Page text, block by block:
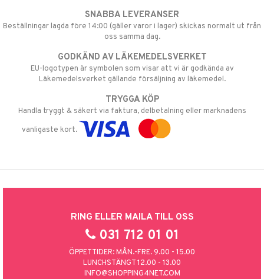
SNABBA LEVERANSER
Beställningar lagda före 14:00 (gäller varor i lager) skickas normalt ut från
oss samma dag.
GODKÄND AV LÄKEMEDELSVERKET
EU-logotypen är symbolen som visar att vi är godkända av
Läkemedelsverket gällande försäljning av läkemedel.
TRYGGA KÖP
Handla tryggt & säkert via faktura, delbetalning eller marknadens
vanligaste kort.
RING ELLER MAILA TILL OSS
031 712 01 01
ÖPPETTIDER: MÅN.-FRE. 9.00 - 15.00
LUNCHSTÄNGT 12.00 - 13.00
INFO@SHOPPING4NET.COM